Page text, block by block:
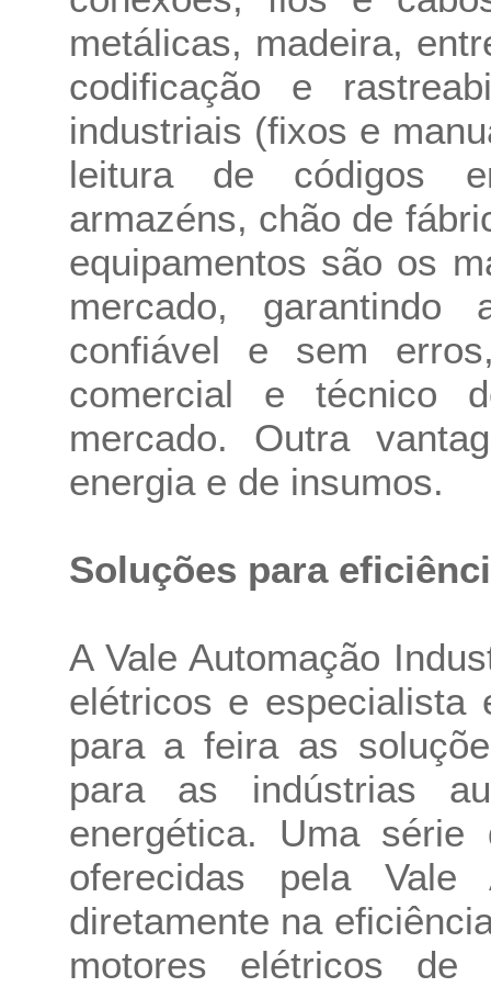
metálicas, madeira,
codificação e
industriais (fixos e
leitura de códigos
armazéns, chão de
equipamentos são os
mercado, garantindo
confiável e sem
comercial e técnico
mercado. Outra
energia e de insumos.
Soluções para
A Vale Automação
elétricos e especialista
para a feira as
para as indústrias
energética. Uma série
oferecidas pela Vale
diretamente na
motores elétricos